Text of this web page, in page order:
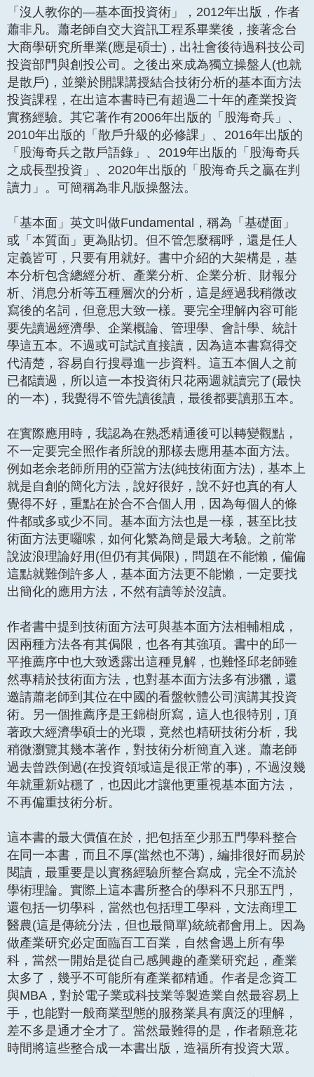
「沒人教你的—基本面投資術」，2012年出版，作者
蕭非凡。蕭老師自交大資訊工程系畢業後，接著念台
大商學研究所畢業(應是碩士)，出社會後待過科技公司
投資部門與創投公司。之後出來成為獨立操盤人(也就
是散戶)，並樂於開課講授結合技術分析的基本面方法
投資課程，在出這本書時已有超過二十年的產業投資
實務經驗。其它著作有2006年出版的「股海奇兵」、
2010年出版的「散戶升級的必修課」、2016年出版的
「股海奇兵之散戶語錄」、2019年出版的「股海奇兵
之成長型投資」、2020年出版的「股海奇兵之贏在判
讀力」。可簡稱為非凡版操盤法。
「基本面」英文叫做Fundamental，稱為「基礎面」
或「本質面」更為貼切。但不管怎麼稱呼，還是任人
定義皆可，只要有用就好。書中介紹的大架構是，基
本分析包含總經分析、產業分析、企業分析、財報分
析、消息分析等五種層次的分析，這是經過我稍微改
寫後的名詞，但意思大致一樣。要完全理解內容可能
要先讀過經濟學、企業概論、管理學、會計學、統計
學這五本。不過或可試試直接讀，因為這本書寫得交
代清楚，容易自行搜尋進一步資料。這五本個人之前
已都讀過，所以這一本投資術只花兩週就讀完了(最快
的一本)，我覺得不管先讀後讀，最後都要讀那五本。
在實際應用時，我認為在熟悉精通後可以轉變觀點，
不一定要完全照作者所說的那樣去應用基本面方法。
例如老余老師所用的亞當方法(純技術面方法)，基本上
就是自創的簡化方法，說好很好，說不好也真的有人
覺得不好，重點在於合不合個人用，因為每個人的條
件都或多或少不同。基本面方法也是一樣，甚至比技
術面方法更囉嗦，如何化繁為簡是最大考驗。之前常
說波浪理論好用(但仍有其侷限)，問題在不能懶，偏偏
這點就難倒許多人，基本面方法更不能懶，一定要找
出簡化的應用方法，不然有讀等於沒讀。
作者書中提到技術面方法可與基本面方法相輔相成，
因兩種方法各有其侷限，也各有其強項。書中的邱一
平推薦序中也大致透露出這種見解，也難怪邱老師雖
然專精於技術面方法，也對基本面方法多有涉獵，還
邀請蕭老師到其位在中國的看盤軟體公司演講其投資
術。另一個推薦序是王錦樹所寫，這人也很特別，頂
著政大經濟學碩士的光環，竟然也精研技術分析，我
稍微瀏覽其幾本著作，對技術分析簡直入迷。蕭老師
過去曾跌倒過(在投資領域這是很正常的事)，不過沒幾
年就重新站穩了，也因此才讓他更重視基本面方法，
不再偏重技術分析。
這本書的最大價值在於，把包括至少那五門學科整合
在同一本書，而且不厚(當然也不薄)，編排很好而易於
閱讀，最重要是以實務經驗所整合寫成，完全不流於
學術理論。實際上這本書所整合的學科不只那五門，
還包括一切學科，當然也包括理工學科，文法商理工
醫農(這是傳統分法，但也最簡單)統統都會用上。因為
做產業研究必定面臨百工百業，自然會遇上所有學
科，當然一開始是從自己感興趣的產業研究起，產業
太多了，幾乎不可能所有產業都精通。作者是念資工
與MBA，對於電子業或科技業等製造業自然最容易上
手，也能對一般商業型態的服務業具有廣泛的理解，
差不多是通才全才了。當然最難得的是，作者願意花
時間將這些整合成一本書出版，造福所有投資大眾。